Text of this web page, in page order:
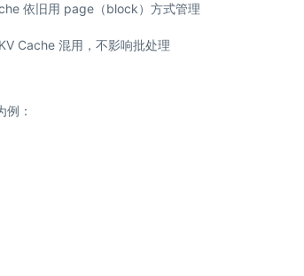
依旧用 page（block）方式管理
Cache 混用，不影响批处理
例：